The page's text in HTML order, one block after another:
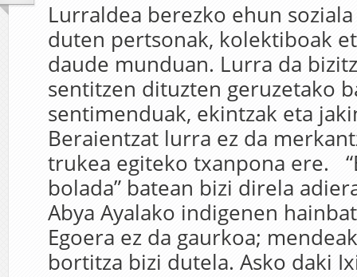
Lurraldea berezko ehun
duten pertsonak, kolektiboak
daude munduan. Lurra da
sentitzen dituzten geruzetako
sentimenduak, ekintzak eta
Beraientzat lurra ez da
trukea egiteko txanpona ere.
bolada” batean bizi direla
Abya Ayalako indigenen
Egoera ez da gaurkoa;
bortitza bizi dutela. Asko daki